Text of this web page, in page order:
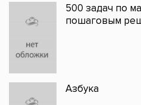
500 задач по
пошаговым
Азбука